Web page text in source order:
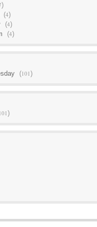
)
(4)
(4)
(4)
(101)
101)